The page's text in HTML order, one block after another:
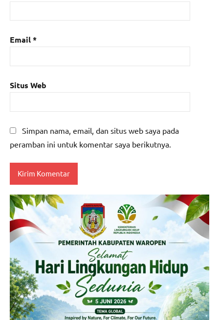
Email*
Situs Web
Simpan nama, email, dan situs web saya pada
peramban ini untuk komentar saya berikutnya.